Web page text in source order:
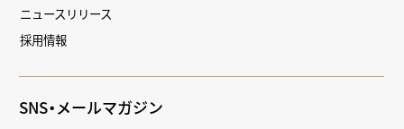
ニュースリリース
採用情報
SNS・メールマガジン